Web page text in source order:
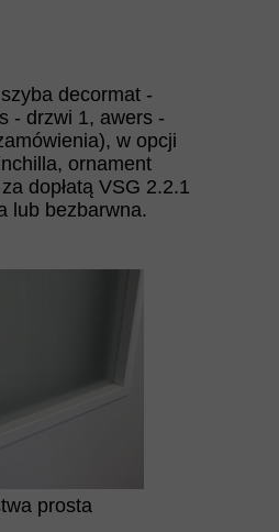
prosta
decormat -
- drzwi 1, awers -
w opcji
ornament
dopłatą VSG 2.2.1
lub bezbarwna.